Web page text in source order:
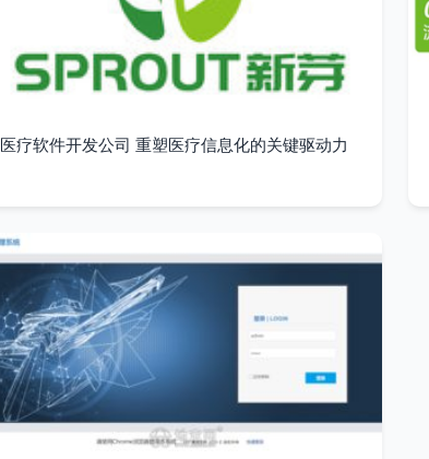
医疗软件开发公司 重塑医疗信息化的关键驱动力